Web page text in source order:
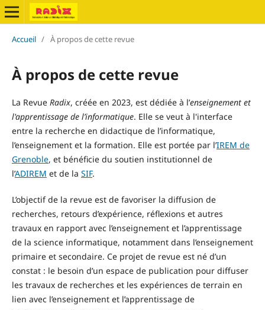
Accueil / À propos de cette revue
À propos de cette revue
La Revue Radix, créée en 2023, est dédiée à l’enseignement et
l'apprentissage de l’informatique. Elle se veut à l'interface
entre la recherche en didactique de l’informatique,
l’enseignement et la formation. Elle est portée par l’IREM de
Grenoble, et bénéficie du soutien institutionnel de
l’ADIREM et de la SIF.
L’objectif de la revue est de favoriser la diffusion de
recherches, retours d’expérience, réflexions et autres
travaux en rapport avec l’enseignement et l’apprentissage
de la science informatique, notamment dans l’enseignement
primaire et secondaire. Ce projet de revue est né d’un
constat : le besoin d’un espace de publication pour diffuser
les travaux de recherches et les expériences de terrain en
lien avec l’enseignement et l’apprentissage de